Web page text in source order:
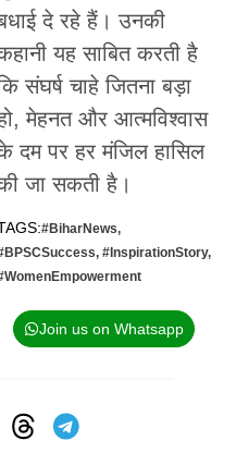
दे रहे हैं। उनकी
यह साबित करती है
संघर्ष चाहे जितना बड़ा
मेहनत और आत्मविश्वास
दम पर हर मंजिल हासिल
जा सकती है।
#BiharNews,
, #InspirationStory,
Join us on Whatsapp